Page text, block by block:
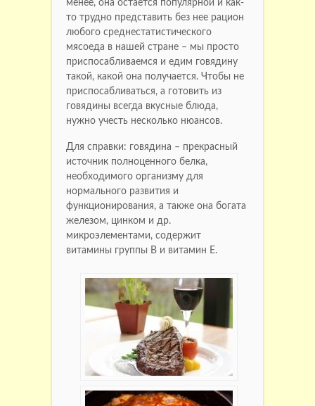
менее, она остается популярной и как-
то трудно представить без нее рацион
любого среднестатистического
мясоеда в нашей стране – мы просто
приспосабливаемся и едим говядину
такой, какой она получается. Чтобы не
приспосабливаться, а готовить из
говядины всегда вкусные блюда,
нужно учесть несколько нюансов.
Для справки: говядина – прекрасный
источник полноценного белка,
необходимого организму для
нормального развития и
функционирования, а также она богата
железом, цинком и др.
микроэлементами, содержит
витамины группы В и витамин Е.